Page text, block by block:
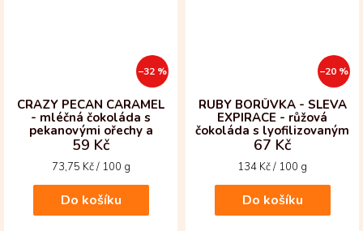
–32 %
CRAZY PECAN CARAMEL
- mléčná čokoláda s
pekanovými ořechy a
slaným karamelem
59 Kč
Měrná
73,75 Kč / 100 g
Do košíku
–20 %
RUBY BORŮVKA - SLEVA
EXPIRACE - růžová
čokoláda s lyofilizovaným
ovocem
67 Kč
Měrná
134 Kč / 100 g
Do košíku